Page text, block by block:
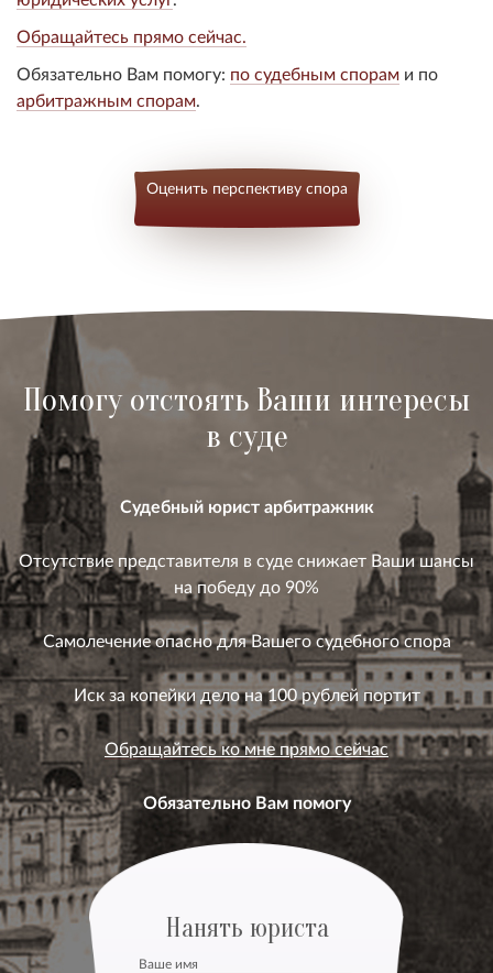
Обращайтесь прямо сейчас.
Обязательно Вам помогу: по судебным спорам и по
арбитражным спорам
Оценить перспективу спора
Помогу отстоять Ваши интересы
в суде
Судебный юрист арбитражник
Отсутствие представителя в суде снижает Ваши шансы
на победу до 90%
Самолечение опасно для Вашего судебного спора
Иск за копейки дело на 100 рублей портит
Обращайтесь ко мне прямо сейчас
Обязательно Вам помогу
Нанять юриста
Ваше имя